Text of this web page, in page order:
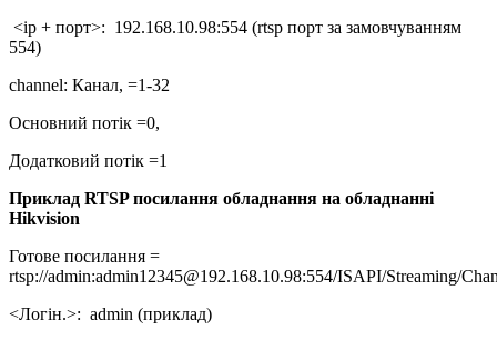
<ір + порт>: 192.168.10.98:554 (rtsp порт за замовчуванням
554)
channel: Канал, =1-32
Основний потік =0,
Додатковий потік =1
Приклад RTSP посилання обладнання на обладнанні
Hikvision
Готове посилання =
rtsp://admin:admin12345@192.168.10.98:554/ISAPI/Streaming/
<Логін.>: admin (приклад)